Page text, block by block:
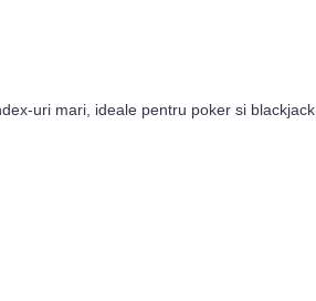
uri mari, ideale pentru poker si blackjack.